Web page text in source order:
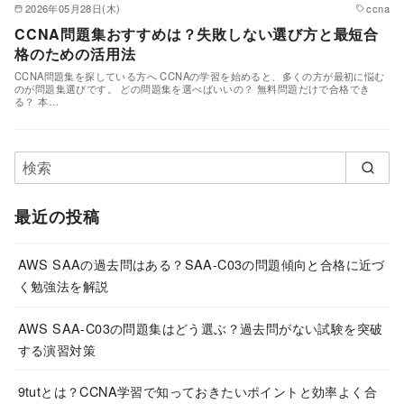
2026年05月28日(木) ccna
CCNA問題集おすすめは？失敗しない選び方と最短合
格のための活用法
CCNA問題集を探している方へ CCNAの学習を始めると、多くの方が最初に悩む
のが問題集選びです。 どの問題集を選べばいいの？ 無料問題だけで合格でき
る？ 本…
最近の投稿
AWS SAAの過去問はある？SAA-C03の問題傾向と合格に近づ
く勉強法を解説
AWS SAA-C03の問題集はどう選ぶ？過去問がない試験を突破
する演習対策
9tutとは？CCNA学習で知っておきたいポイントと効率よく合